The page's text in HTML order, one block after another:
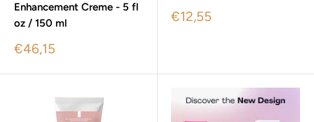
Enhancement Creme - 5 fl
oz / 150 ml
Sale
€46,15
Sale
€12,55